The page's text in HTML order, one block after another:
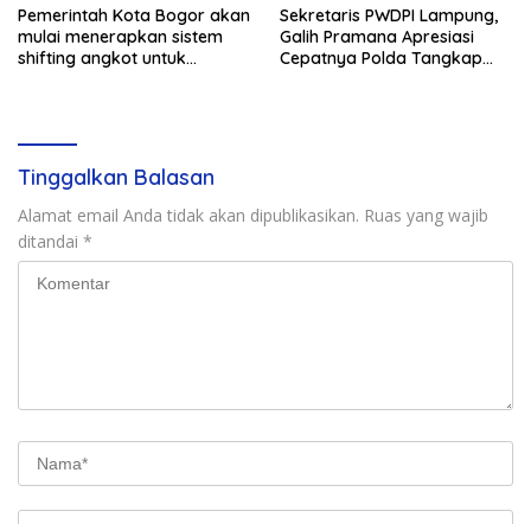
Pemerintah Kota Bogor akan
mulai menerapkan sistem
shifting angkot untuk
Sekretaris PWDPI Lampung,
Galih Pramana Apresiasi
Cepatnya Polda Tangkap
Tinggalkan Balasan
Alamat email Anda tidak akan dipublikasikan. Ruas yang wajib
ditandai *